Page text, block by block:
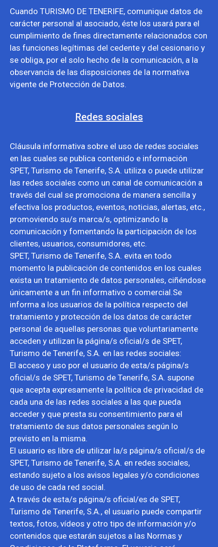
Cuando TURISMO DE TENERIFE, comunique datos de
carácter personal al asociado, éste los usará para el
cumplimiento de fines directamente relacionados con
las funciones legítimas del cedente y del cesionario y
se obliga, por el solo hecho de la comunicación, a la
observancia de las disposiciones de la normativa
vigente de Protección de Datos.
Redes sociales
Cláusula informativa sobre el uso de redes sociales
en las cuales se publica contenido e información
SPET, Turismo de Tenerife, S.A. utiliza o puede utilizar
las redes sociales como un canal de comunicación a
través del cual se promociona de manera sencilla y
efectiva los productos, eventos, noticias, alertas, etc.,
promoviendo su/s marca/s, optimizando la
comunicación y fomentando la participación de los
clientes, usuarios, consumidores, etc.
SPET, Turismo de Tenerife, S.A. evita en todo
momento la publicación de contenidos en los cuales
exista un tratamiento de datos personales, ciñéndose
únicamente a un fin informativo o comercial.Se
informa a los usuarios de la política respecto del
tratamiento y protección de los datos de carácter
personal de aquellas personas que voluntariamente
acceden y utilizan la página/s oficial/s de SPET,
Turismo de Tenerife, S.A. en las redes sociales:
El acceso y uso por el usuario de esta/s página/s
oficial/s de SPET, Turismo de Tenerife, S.A. supone
que acepta expresamente la política de privacidad de
cada una de las redes sociales a las que pueda
acceder y que presta su consentimiento para el
tratamiento de sus datos personales según lo
previsto en la misma.
El usuario es libre de utilizar la/s página/s oficial/s de
SPET, Turismo de Tenerife, S.A. en redes sociales,
estando sujeto a los avisos legales y/o condiciones
de uso de cada red social.
A través de esta/s página/s oficial/es de SPET,
Turismo de Tenerife, S.A., el usuario puede compartir
textos, fotos, vídeos y otro tipo de información y/o
contenidos que estarán sujetos a las Normas y